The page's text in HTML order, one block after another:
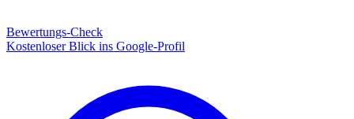
Bewertungs-Check
Kostenloser Blick ins Google-Profil